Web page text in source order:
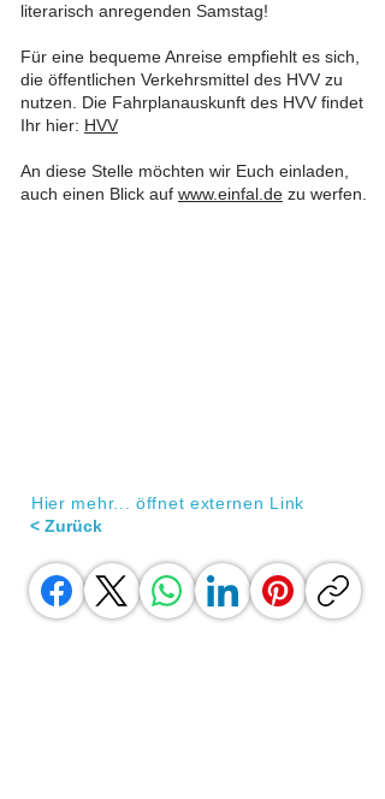
literarisch anregenden Samstag!
Für eine bequeme Anreise empfiehlt es sich,
die öffentlichen Verkehrsmittel des HVV zu
nutzen. Die Fahrplanauskunft des HVV findet
Ihr hier: HVV
An diese Stelle möchten wir Euch einladen,
auch einen Blick auf www.einfal.de zu werfen.
Hier mehr... öffnet externen Link
< Zurück